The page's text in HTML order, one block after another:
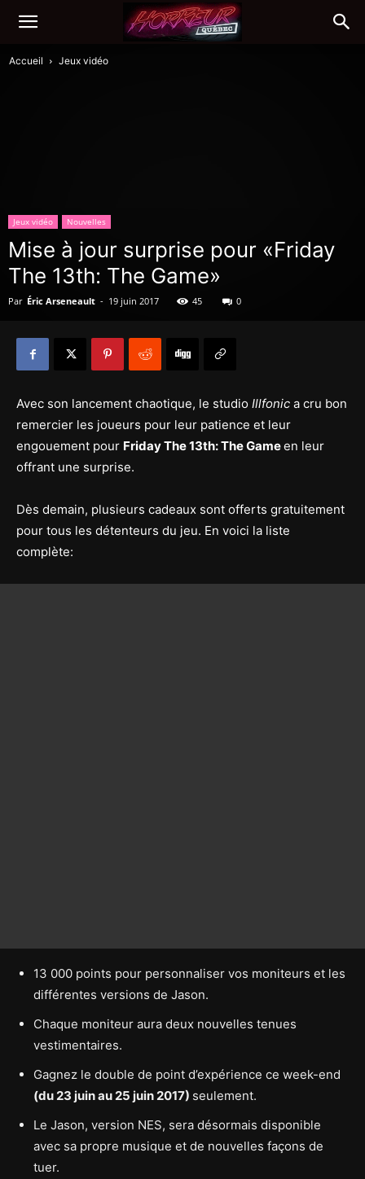
Accueil Jeux vidéo
Jeux vidéo Nouvelles
Mise à jour surprise pour «Friday
The 13th: The Game»
Par Éric Arseneault - 19 juin 2017 45 0
Avec son lancement chaotique, le studio Illfonic a cru bon
remercier les joueurs pour leur patience et leur
engouement pour Friday The 13th: The Gameen leur
offrant une surprise.
Dès demain, plusieurs cadeaux sont offerts gratuitement
pour tous les détenteurs du jeu. En voici la liste
complète:
13 000 points pour personnaliser vos moniteurs et les
différentes versions de Jason.
Chaque moniteur aura deux nouvelles tenues
vestimentaires.
Gagnez le double de point d’expérience ce week-end
(du 23 juin au 25 juin 2017) seulement.
Le Jason, version NES, sera désormais disponible
avec sa propre musique et de nouvelles façons de
tuer.